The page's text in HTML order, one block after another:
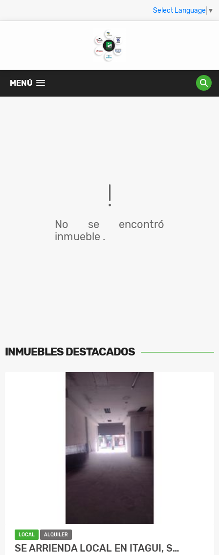
Select Language ▼
MENÚ
No se encontró
inmueble .
INMUEBLESDESTACADOS
LOCAL ALQUILER
SE ARRIENDA LOCAL EN ITAGUI, S…